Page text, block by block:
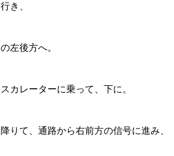
き、
左後方へ。
カレーターに乗って、下に。
りて、通路から右前方の信号に進み、